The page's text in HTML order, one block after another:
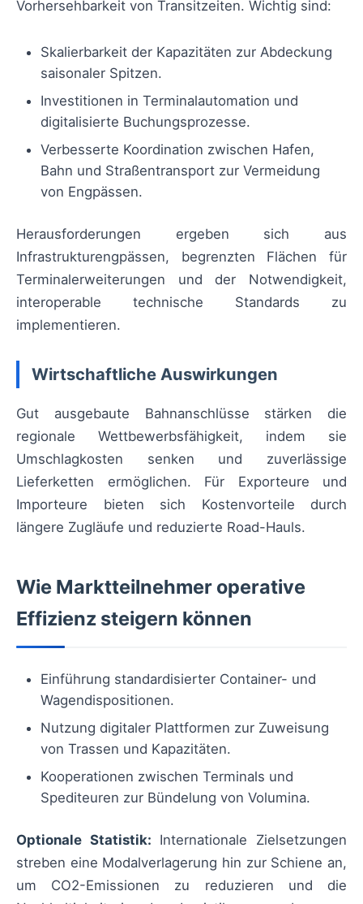
Vorhersehbarkeit von Transitzeiten. Wichtig sind:
Skalierbarkeit der Kapazitäten zur Abdeckung
saisonaler Spitzen.
Investitionen in Terminalautomation und
digitalisierte Buchungsprozesse.
Verbesserte Koordination zwischen Hafen,
Bahn und Straßentransport zur Vermeidung
von Engpässen.
Herausforderungen ergeben sich aus
Infrastrukturengpässen, begrenzten Flächen für
Terminalerweiterungen und der Notwendigkeit,
interoperable technische Standards zu
implementieren.
Wirtschaftliche Auswirkungen
Gut ausgebaute Bahnanschlüsse stärken die
regionale Wettbewerbsfähigkeit, indem sie
Umschlagkosten senken und zuverlässige
Lieferketten ermöglichen. Für Exporteure und
Importeure bieten sich Kostenvorteile durch
längere Zugläufe und reduzierte Road-Hauls.
Wie Marktteilnehmer operative
Effizienz steigern können
Einführung standardisierter Container- und
Wagendispositionen.
Nutzung digitaler Plattformen zur Zuweisung
von Trassen und Kapazitäten.
Kooperationen zwischen Terminals und
Spediteuren zur Bündelung von Volumina.
Optionale Statistik: Internationale Zielsetzungen
streben eine Modalverlagerung hin zur Schiene an,
um CO2-Emissionen zu reduzieren und die